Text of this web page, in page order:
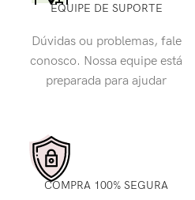
EQUIPE DE SUPORTE
Dúvidas ou problemas, fale
conosco. Nossa equipe está
preparada para ajudar
COMPRA 100% SEGURA